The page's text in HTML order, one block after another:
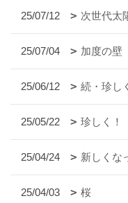
25/07/12 次世代太
25/07/04 加度の壁
25/06/12 続・珍し
25/05/22 珍しく！
25/04/24 新しくな
25/04/03 桜